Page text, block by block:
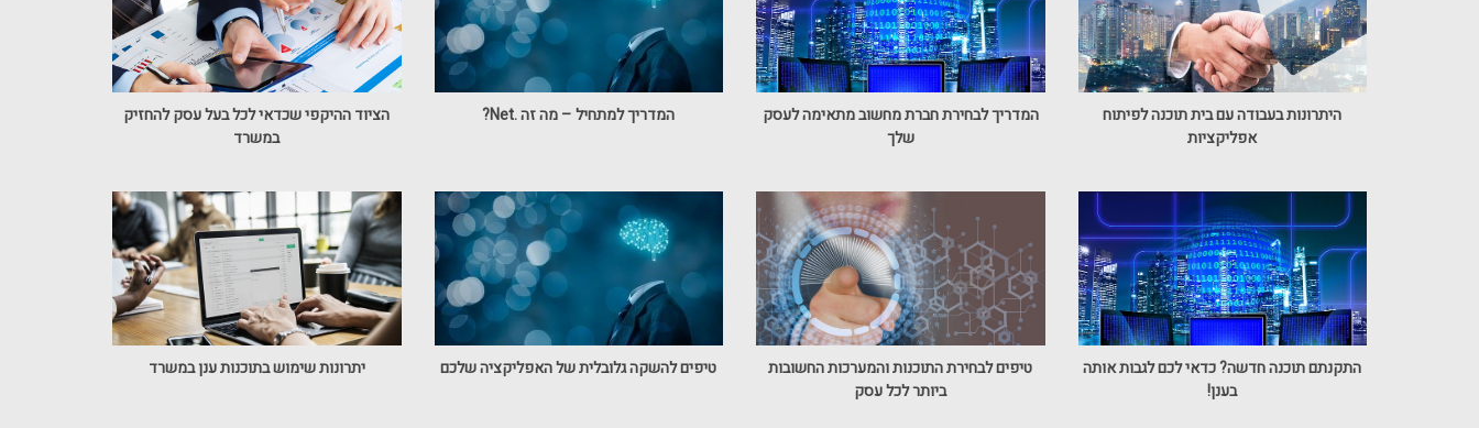
היתרונות בעבודה עם בית תוכנה לפיתוח
אפליקציות
המדריך לבחירת חברת מחשוב מתאימה לעסק
שלך
המדריך למתחיל – מה זה .Net?
הציוד ההיקפי שכדאי לכל בעל עסק להחזיק
במשרד
התקנתם תוכנה חדשה? כדאי לכם לגבות אותה
בענן!
טיפים לבחירת התוכנות והמערכות החשובות
ביותר לכל עסק
טיפים להשקה גלובלית של האפליקציה שלכם יתרונות שימוש בתוכנות ענן במשרד